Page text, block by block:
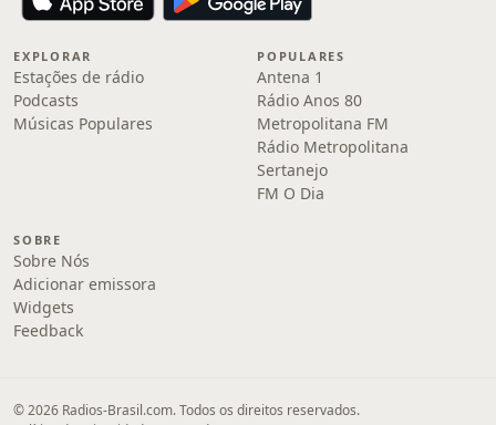
EXPLORAR
Estações de rádio
Podcasts
Músicas Populares
POPULARES
Antena 1
Rádio Anos 80
Metropolitana FM
Rádio Metropolitana
Sertanejo
FM O Dia
SOBRE
Sobre Nós
Adicionar emissora
Widgets
Feedback
© 2026 Radios-Brasil.com. Todos os direitos reservados.